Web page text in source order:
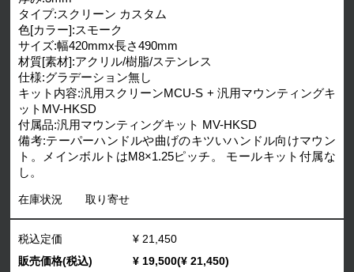
タイプ:スクリーン カスタム
色[カラー]:スモーク
サイズ:幅420mmx長さ490mm
材質[素材]:アクリル/樹脂/ステンレス
仕様:グラデーション無し
キット内容:汎用スクリーンMCU-S + 汎用マウンティングキ
ットMV-HKSD
付属品:汎用マウンティングキット MV-HKSD
備考:テーパーハンドルや曲げのキツいハンドル向けマウン
ト。メインボルトはM8×1.25ピッチ。 モールキット付属な
し。
在庫状況 取り寄せ
税込定価
¥ 21,450
販売価格(税込)
¥ 19,500(¥ 21,450)